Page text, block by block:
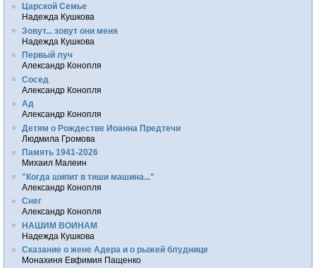
Царской Семье
Надежда Кушкова
Зовут... зовут они меня
Надежда Кушкова
Первый луч
Александр Конопля
Сосед
Александр Конопля
Ад
Александр Конопля
Детям о Рождестве Иоанна Предтечи
Людмила Громова
Память 1941-2026
Михаил Малеин
"Когда шипит в тиши машина..."
Александр Конопля
Снег
Александр Конопля
НАШИМ ВОИНАМ
Надежда Кушкова
Сказание о жене Адера и о рыжей блуднице
Монахиня Евфимия Пащенко